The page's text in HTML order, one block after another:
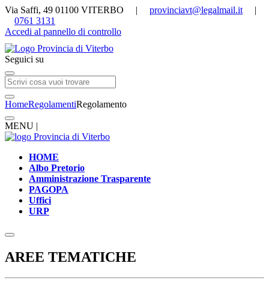
Via Saffi, 49 01100 VITERBO | provinciavt@legalmail.it |
0761 3131
Accedi al pannello di controllo
Seguici su
HomeRegolamentiRegolamento
MENU |
HOME
Albo Pretorio
Amministrazione Trasparente
PAGOPA
Uffici
URP
AREE TEMATICHE